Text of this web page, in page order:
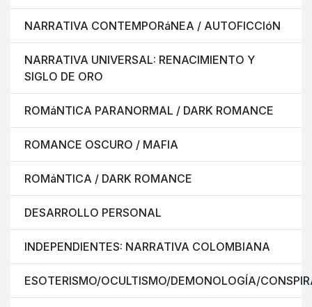
NARRATIVA CONTEMPORáNEA / AUTOFICCIóN
NARRATIVA UNIVERSAL: RENACIMIENTO Y
SIGLO DE ORO
ROMáNTICA PARANORMAL / DARK ROMANCE
ROMANCE OSCURO / MAFIA
ROMáNTICA / DARK ROMANCE
DESARROLLO PERSONAL
INDEPENDIENTES: NARRATIVA COLOMBIANA
ESOTERISMO/OCULTISMO/DEMONOLOGÍA/